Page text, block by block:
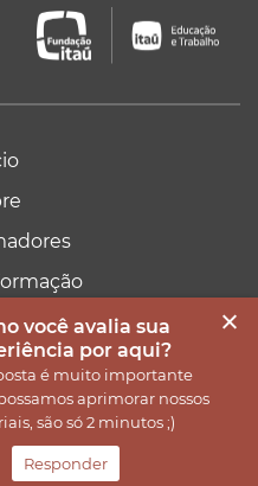
Instituto Reuna
Todos os direitos
você avalia sua
por aqui?
é muito importante
aprimorar nossos
são só 2 minutos ;)
Responder